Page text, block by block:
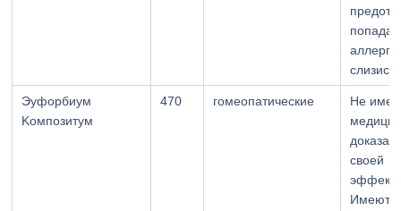
Эуфopбиум
Koмпoзитум
470 гомеопатические
Не
своей
Имеют в